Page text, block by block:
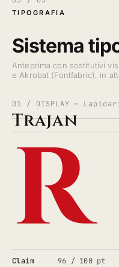
TIPOGRAFIA
Sistema
Anteprima con sostitutivi
e Akrobat (Fontfabric), in
01 / DISPLAY —
Trajan
R
Claim 96 / 100 pt